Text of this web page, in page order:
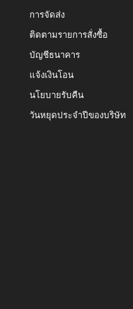
การจัดส่ง
ติดตามรายการสั่งซื้อ
บัญชีธนาคาร
แจ้งเงินโอน
นโยบายรับคืน
วันหยุดประจำปีของบริษัท